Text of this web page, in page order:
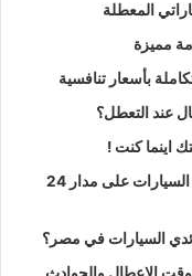
المعطلة
بأسعار تنافسية
عند التعطل؟
اينما كنت !
تعرف على مميزات ونش انقاذ الرواد لخدمة السيارات على مدار 24
السيارات في مصر؟